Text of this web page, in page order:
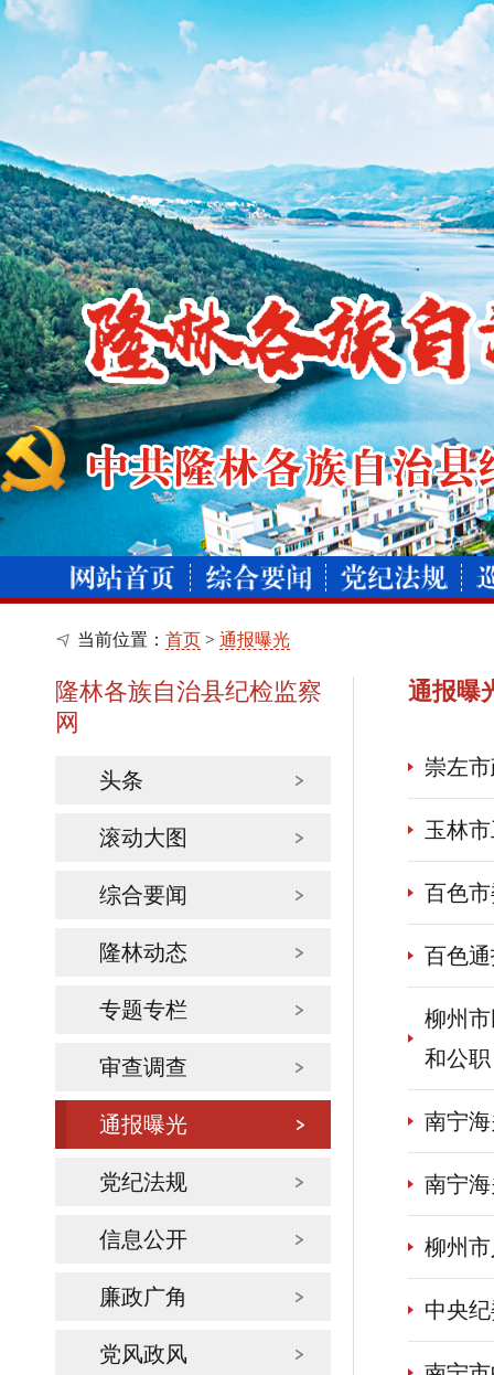
当前位置： 首页 > 通报曝光
隆林各族自治县纪检监察
网
头条
滚动大图
综合要闻
隆林动态
专题专栏
审查调查
通报曝光
党纪法规
信息公开
廉政广角
党风政风
通报曝
崇左
玉林
百色
百色
柳州
和公职
南宁
南宁
柳州
中央